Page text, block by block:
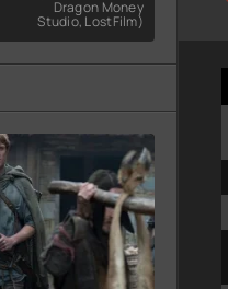
Dragon Money
Studio, LostFilm)